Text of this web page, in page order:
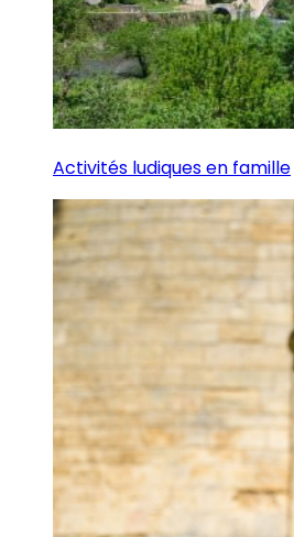
Activités ludiques en famille